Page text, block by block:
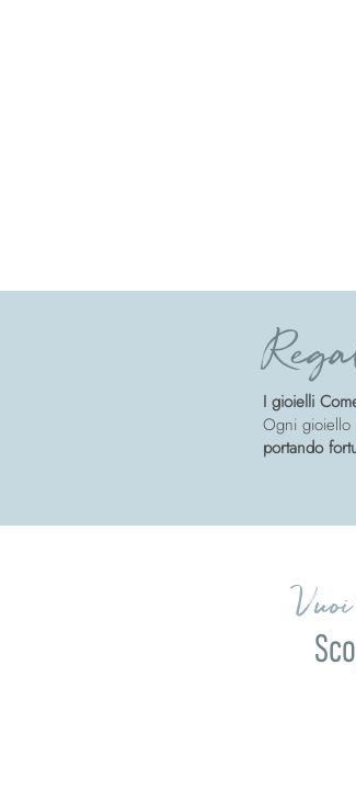
I gioielli
Ogni gioiello
portando